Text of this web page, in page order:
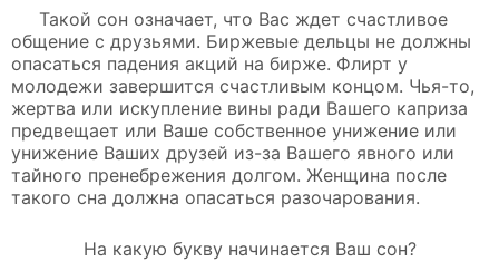
Такой сон означает, что Вас ждет счастливое
общение с друзьями. Биржевые дельцы не должны
опасаться падения акций на бирже. Флирт у
молодежи завершится счастливым концом. Чья-то,
жертва или искупление вины ради Вашего каприза
предвещает или Ваше собственное унижение или
унижение Ваших друзей из-за Вашего явного или
тайного пренебрежения долгом. Женщина после
такого сна должна опасаться разочарования.
На какую букву начинается Ваш сон?